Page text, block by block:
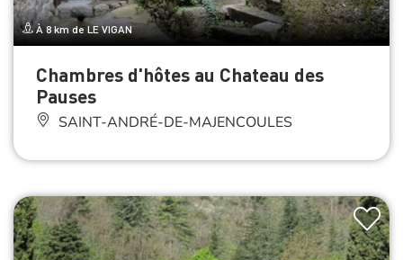
À 8 km de LE VIGAN
Chambres d'hôtes au Chateau des
Pauses
SAINT-ANDRÉ-DE-MAJENCOULES